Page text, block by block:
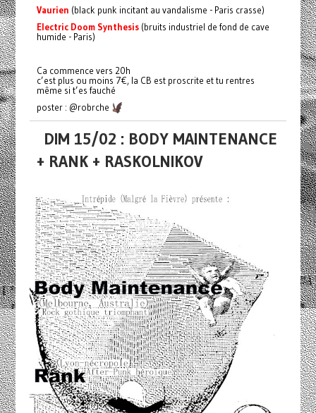
Vaurien (black punk incitant au vandalisme - Paris crasse)
Electric Doom Synthesis(bruits industriel de fond de cave
humide - Paris)
Ca commence vers 20h
c’est plus ou moins 7€, la CB est proscrite et tu rentres
même si t’es fauché
poster : @robrche
DIM 15/02 : BODY MAINTENANCE
+ RANK + RASKOLNIKOV